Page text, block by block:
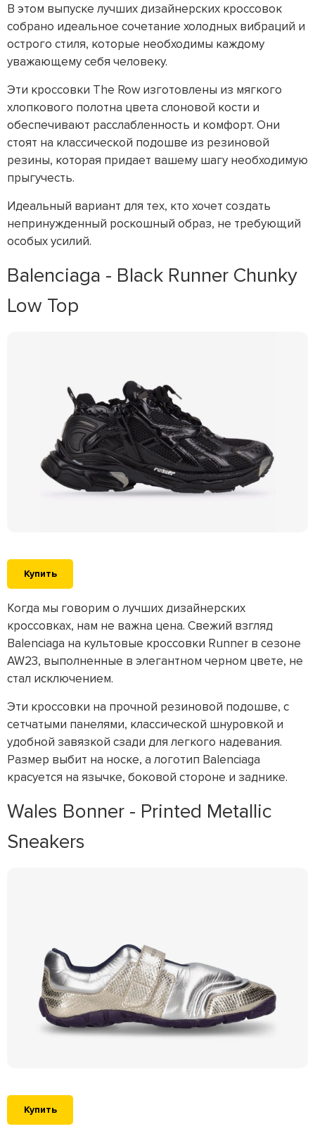
В этом выпуске лучших дизайнерских кроссовок
собрано идеальное сочетание холодных вибраций и
острого стиля, которые необходимы каждому
уважающему себя человеку.
Эти кроссовки The Row изготовлены из мягкого
хлопкового полотна цвета слоновой кости и
обеспечивают расслабленность и комфорт. Они
стоят на классической подошве из резиновой
резины, которая придает вашему шагу необходимую
прыгучесть.
Идеальный вариант для тех, кто хочет создать
непринужденный роскошный образ, не требующий
особых усилий.
Balenciaga - Black Runner Chunky
Low Top
Купить
Когда мы говорим о лучших дизайнерских
кроссовках, нам не важна цена. Свежий взгляд
Balenciaga на культовые кроссовки Runner в сезоне
AW23, выполненные в элегантном черном цвете, не
стал исключением.
Эти кроссовки на прочной резиновой подошве, с
сетчатыми панелями, классической шнуровкой и
удобной завязкой сзади для легкого надевания.
Размер выбит на носке, а логотип Balenciaga
красуется на язычке, боковой стороне и заднике.
Wales Bonner - Printed Metallic
Sneakers
Купить